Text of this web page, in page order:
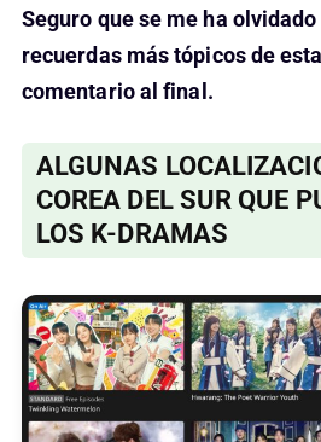
Seguro que se me ha
recuerdas más tópicos de
comentario al final.
ALGUNAS
COREA DEL SUR QUE
LOS K-DRAMAS